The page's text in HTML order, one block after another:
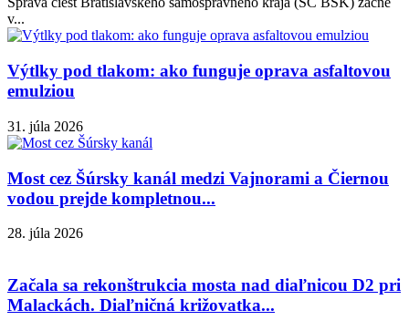
v...
Výtlky pod tlakom: ako funguje oprava asfaltovou
emulziou
31. júla 2026
Most cez Šúrsky kanál medzi Vajnorami a Čiernou
vodou prejde kompletnou...
28. júla 2026
Začala sa rekonštrukcia mosta nad diaľnicou D2 pri
Malackách. Diaľničná križovatka...